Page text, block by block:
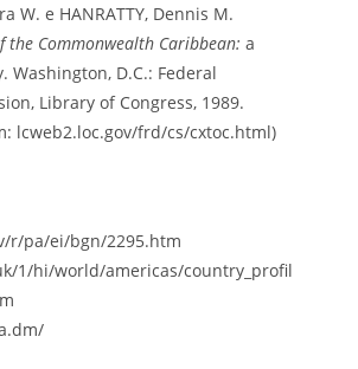
W. e HANRATTY, Dennis M.
the Commonwealth Caribbean: a
Washington, D.C.: Federal
Library of Congress, 1989.
lcweb2.loc.gov/frd/cs/cxtoc.html)
r/pa/ei/bgn/2295.htm
1/hi/world/americas/country_profil